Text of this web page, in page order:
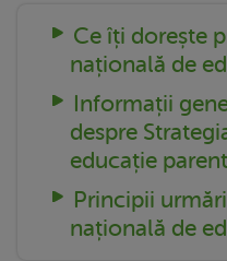
Ce îți dorește
națională de
Informații
despre
educație
Principii
națională de